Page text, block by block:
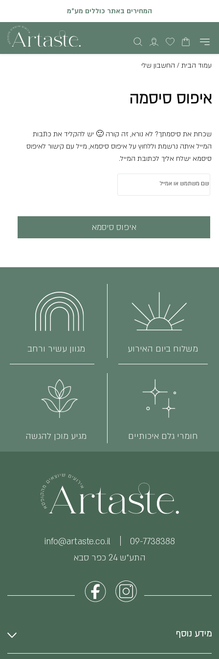
המחירים באתר כוללים מע"מ
עמוד הבית / החשבון שלי
איפוס סיסמה
שכחת את סיסמתך? לא נורא, זה קורה 🙂 יש להקליד את כתבות
המייל איתה נרשמת וללחוץ על איפוס סיסמא, מייל עם קישור לאיפוס
סיסמא ישלח אליך לכתובת המייל.
שם משתמש או אמייל
איפוס סיסמא
משלוח ביום האירוע מגוון עשיר ורחב
חומרי גלם איכותיים מגיע מוכן להגשה
התע״ש 24 כפר סבא
09-7738388
info@artaste.co.il
מידע נוסף